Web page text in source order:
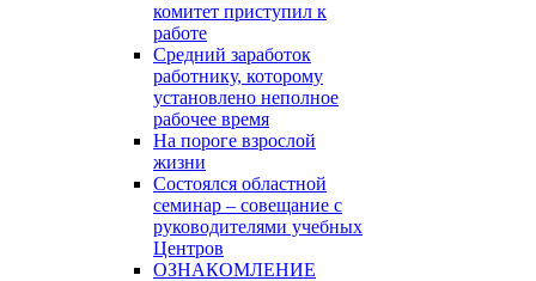
комитет приступил к
работе
Средний заработок
работнику, которому
установлено неполное
рабочее время
На пороге взрослой
жизни
Состоялся областной
семинар – совещание с
руководителями учебных
Центров
ОЗНАКОМЛЕНИЕ